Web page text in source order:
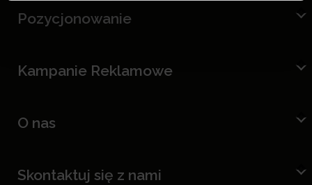
Pozycjonowanie
Kampanie Reklamowe
O nas
Skontaktuj się z nami